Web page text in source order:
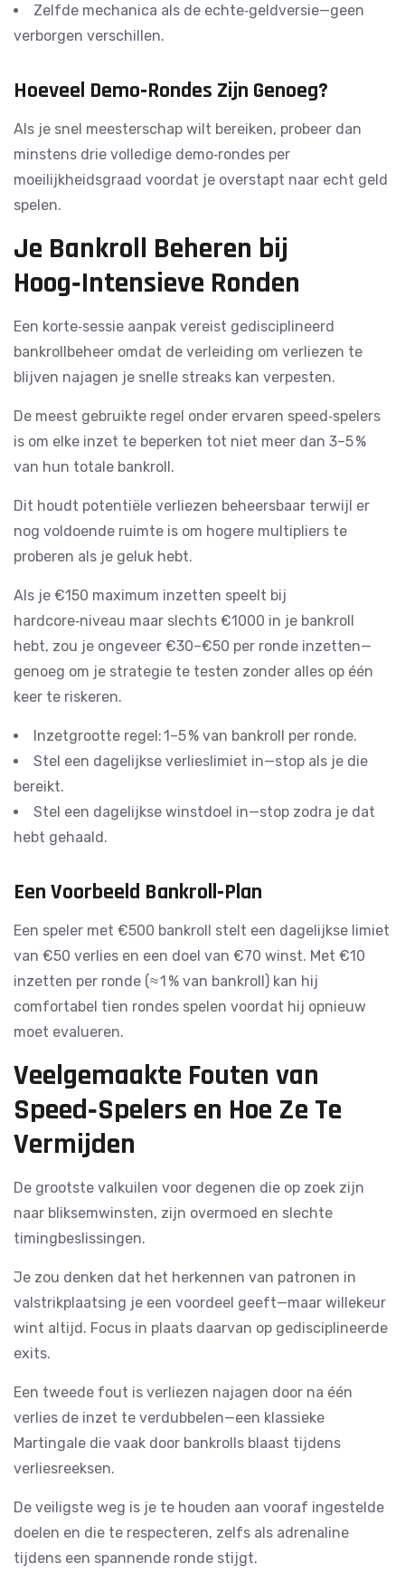
Zelfde mechanica als de echte‑geldversie—geen
verborgen verschillen.
Hoeveel Demo‑Rondes Zijn Genoeg?
Als je snel meesterschap wilt bereiken, probeer dan
minstens drie volledige demo‑rondes per
moeilijkheidsgraad voordat je overstapt naar echt geld
spelen.
Je Bankroll Beheren bij
Hoog‑Intensieve Ronden
Een korte‑sessie aanpak vereist gedisciplineerd
bankrollbeheer omdat de verleiding om verliezen te
blijven najagen je snelle streaks kan verpesten.
De meest gebruikte regel onder ervaren speed‑spelers
is om elke inzet te beperken tot niet meer dan 3–5 %
van hun totale bankroll.
Dit houdt potentiële verliezen beheersbaar terwijl er
nog voldoende ruimte is om hogere multipliers te
proberen als je geluk hebt.
Als je €150 maximum inzetten speelt bij
hardcore‑niveau maar slechts €1000 in je bankroll
hebt, zou je ongeveer €30–€50 per ronde inzetten—
genoeg om je strategie te testen zonder alles op één
keer te riskeren.
Inzetgrootte regel: 1–5 % van bankroll per ronde.
Stel een dagelijkse verlieslimiet in—stop als je die
bereikt.
Stel een dagelijkse winstdoel in—stop zodra je dat
hebt gehaald.
Een Voorbeeld Bankroll‑Plan
Een speler met €500 bankroll stelt een dagelijkse limiet
van €50 verlies en een doel van €70 winst. Met €10
inzetten per ronde (≈ 1 % van bankroll) kan hij
comfortabel tien rondes spelen voordat hij opnieuw
moet evalueren.
Veelgemaakte Fouten van
Speed‑Spelers en Hoe Ze Te
Vermijden
De grootste valkuilen voor degenen die op zoek zijn
naar bliksemwinsten, zijn overmoed en slechte
timingbeslissingen.
Je zou denken dat het herkennen van patronen in
valstrikplaatsing je een voordeel geeft—maar willekeur
wint altijd. Focus in plaats daarvan op gedisciplineerde
exits.
Een tweede fout is verliezen najagen door na één
verlies de inzet te verdubbelen—een klassieke
Martingale die vaak door bankrolls blaast tijdens
verliesreeksen.
De veiligste weg is je te houden aan vooraf ingestelde
doelen en die te respecteren, zelfs als adrenaline
tijdens een spannende ronde stijgt.